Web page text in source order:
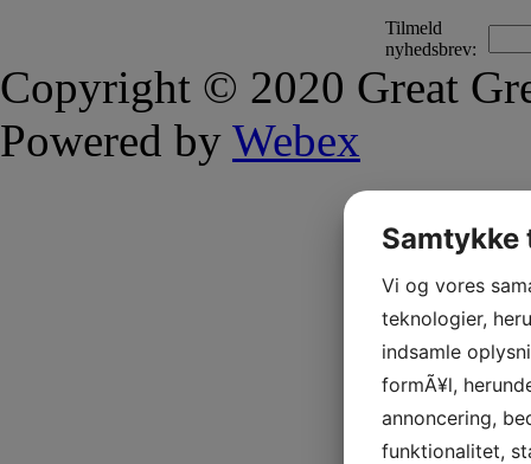
Tilmeld
nyhedsbrev:
Copyright © 2020 Great
Powered by Webex
Vi og vores
teknologier,
indsamle
formÃ¥l,
annoncering,
funktionalitet,